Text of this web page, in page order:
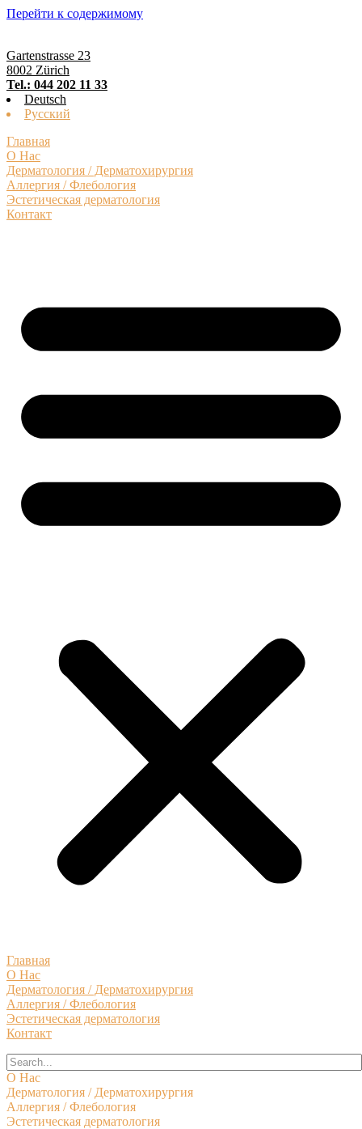
Перейти к содержимому
Gartenstrasse 23
8002 Zürich
Tel.: 044 202 11 33
Deutsch
Русский
Главная
О Нас
Дерматология / Дерматохирургия
Аллергия / Флебология
Эстетическая дерматология
Контакт
Главная
О Нас
Дерматология / Дерматохирургия
Аллергия / Флебология
Эстетическая дерматология
Контакт
О Нас
Дерматология / Дерматохирургия
Аллергия / Флебология
Эстетическая дерматология